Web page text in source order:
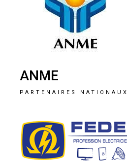
ANME
PARTENAIRES NATIONAUX